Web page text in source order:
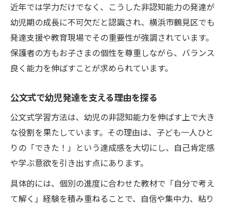
幼児の未来を広げる公文式の効果
幼児非認知能力を高める公文式の具体例
公文式で育まれる集中力ややり抜く力
幼児発達に求められる自己肯定感の育成
幼児期から始める将来を見据えた発達支援
発達支援に役立つ方法を徹底解説
幼児非認知能力を伸ばす支援方法とは
鶴見区児童発達支援の活用ポイント
公文式学習法が療育現場で選ばれる理由
発達教室の選び方と見学時のチェック項目
幼児発達支援で重視すべき家庭の役割
近年では学力だけでなく、こうした非認知能力の発達が
幼児期の成長に不可欠だと認識され、横浜市鶴見区でも
発達支援や教育現場でその重要性が強調されています。
保護者の方もお子さまの個性を尊重しながら、バランス
良く能力を伸ばすことが求められています。
公文式で幼児発達を支える理由を探る
公文式学習方法は、幼児の非認知能力を伸ばす上で大き
な役割を果たしています。その理由は、子ども一人ひと
りの「できた！」という達成感を大切にし、自己肯定感
や学ぶ意欲を引き出す点にあります。
具体的には、個別の進度に合わせた教材で「自分で考え
て解く」経験を積み重ねることで、自信や集中力、粘り